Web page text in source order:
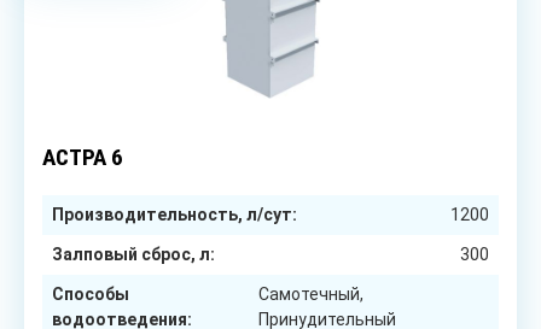
АСТРА 6
Производительность, л/сут: 1200
Залповый сброс, л: 300
Способы
водоотведения:
Самотечный,
Принудительный